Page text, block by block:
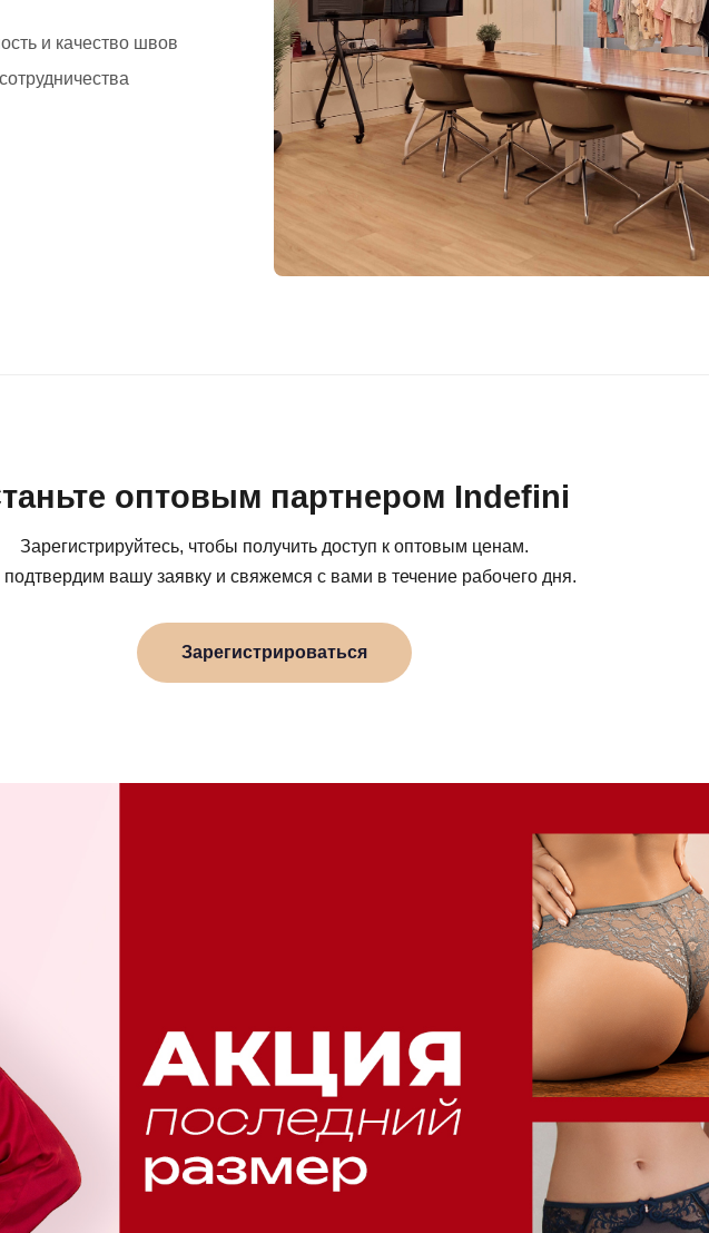
и качество швов
оптовым партнером Indefini
Зарегистрируйтесь, чтобы получить доступ к оптовым ценам.
вашу заявку и свяжемся с вами в течение рабочего дня.
Зарегистрироваться